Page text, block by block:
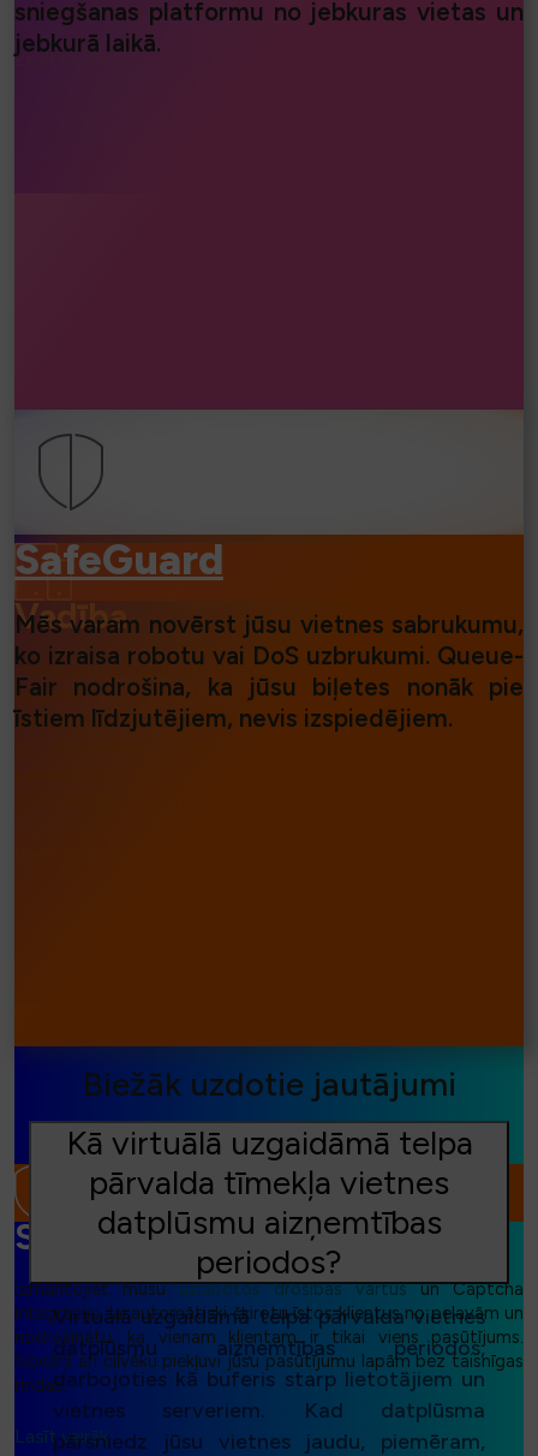
uzziniet, kā sociālie pierādījumi var palielināt pārdošanas apjomu.
Lasīt vairāk...
sniegšanas platformu no jebkuras vietas un
jebkurā laikā.
Vadība
Pielāgojiet jebkuru virtuālās uzgaidāmās telpas prezentācijas
aspektu, izmantojot mūsu intuitīvos rīkus. Mainiet
iestatījumus, ziņojumapmaiņas, analizējiet datplūsmu reāllaikā
SafeGuard
Mēs varam novērst jūsu vietnes sabrukumu,
ko izraisa robotu vai DoS uzbrukumi. Queue-
Fair nodrošina, ka jūsu biļetes nonāk pie
īstiem līdzjutējiem, nevis izspiedējiem.
SafeGuard
Izmantojiet mūsuuzlabotos drošības vārtusun Captcha
integrāciju, lai automātiski šķirotu īstos klientus no pelavām un
nodrošinātu, ka vienam klientam ir tikai viens pasūtījums.
Novērš arī cilvēku piekļuvi jūsu pasūtījumu lapām bez taisnīgas
rindas.
Lasīt vairāk...
Biežāk uzdotie jautājumi
Kā virtuālā uzgaidāmā telpa
pārvalda tīmekļa vietnes
datplūsmu aizņemtības
periodos?
Virtuālā uzgaidāmā telpa pārvalda vietnes
datplūsmu aizņemtības periodos,
darbojoties kā buferis starp lietotājiem un
vietnes serveriem. Kad datplūsma
pārsniedz jūsu vietnes jaudu, piemēram,